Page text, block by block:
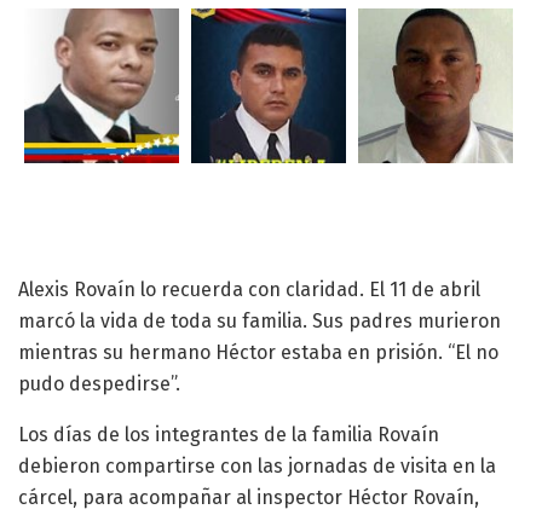
Alexis Rovaín lo recuerda con claridad. El 11 de abril
marcó la vida de toda su familia. Sus padres murieron
mientras su hermano Héctor estaba en prisión. “El no
pudo despedirse”.
Los días de los integrantes de la familia Rovaín
debieron compartirse con las jornadas de visita en la
cárcel, para acompañar al inspector Héctor Rovaín,